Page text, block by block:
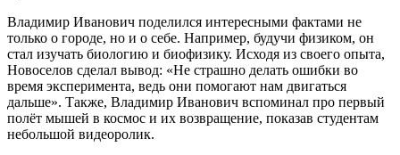
Владимир Иванович поделился интересными фактами не
только о городе, но и о себе. Например, будучи физиком, он
стал изучать биологию и биофизику. Исходя из своего опыта,
Новоселов сделал вывод: «Не страшно делать ошибки во
время эксперимента, ведь они помогают нам двигаться
дальше». Также, Владимир Иванович вспоминал про первый
полёт мышей в космос и их возвращение, показав студентам
небольшой видеоролик.